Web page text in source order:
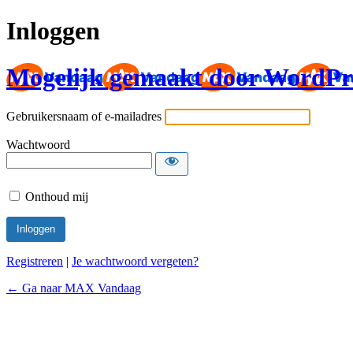
Inloggen
Mogelijk gemaakt door
Gebruikersnaam of e-mailadres
Wachtwoord
Onthoud mij
Registreren | Je wachtwoord vergeten?
← Ga naar MAX Vandaag